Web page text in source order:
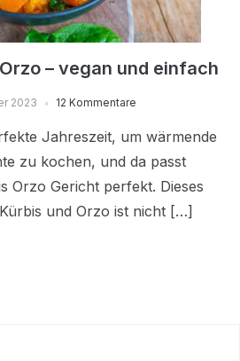
– vegan und einfach
2023 12 Kommentare
Jahreszeit, um wärmende
zu kochen, und da passt
Orzo Gericht perfekt. Dieses
und Orzo ist nicht […]